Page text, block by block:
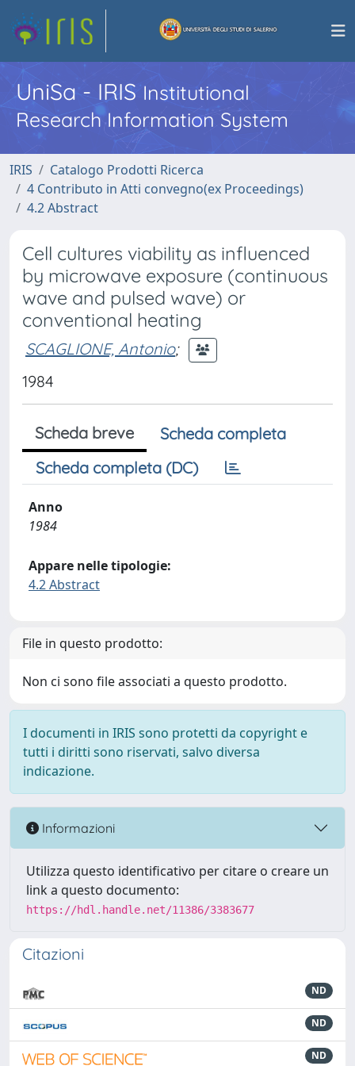
UniSa - IRISInstitutional
Research Information System
IRIS
Catalogo Prodotti Ricerca
4 Contributo in Atti convegno(ex Proceedings)
4.2 Abstract
Cell cultures viability as influenced
by microwave exposure (continuous
wave and pulsed wave) or
conventional heating
SCAGLIONE, Antonio;
1984
Scheda breve
Scheda completa
Scheda completa (DC)
Anno
1984
Appare nelle tipologie:
4.2 Abstract
File in questo prodotto:
Non ci sono file associati a questo prodotto.
I documenti in IRIS sono protetti da copyright e
tutti i diritti sono riservati, salvo diversa
indicazione.
Informazioni
Utilizza questo identificativo per citare o creare un
link a questo documento:
https://hdl.handle.net/11386/3383677
Citazioni
ND
ND
ND